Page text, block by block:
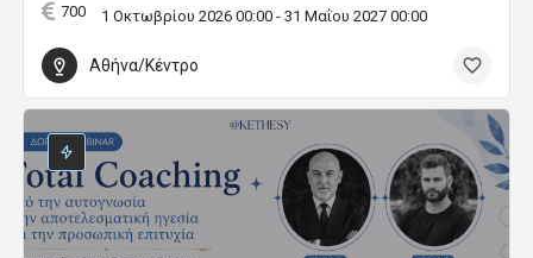
700 1 Οκτωβρίου 2026 00:00 - 31 Μαΐου 2027 00:00
Αθήνα/Κέντρο